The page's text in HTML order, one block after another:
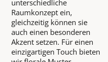
unterschiedliche
Raumkonzept ein,
gleichzeitig können sie
auch einen besonderen
Akzent setzen. Für einen
einzigartigen Touch bieten